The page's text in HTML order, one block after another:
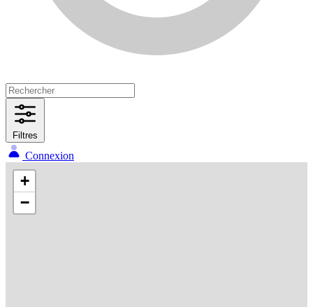
Filtres
Connexion
+
−